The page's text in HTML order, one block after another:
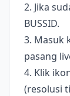
2. Jika
BUSSID.
3. Masuk
pasang
4. Klik
(resolusi